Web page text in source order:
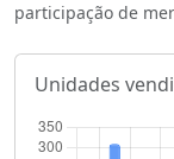
participação de
Unidades